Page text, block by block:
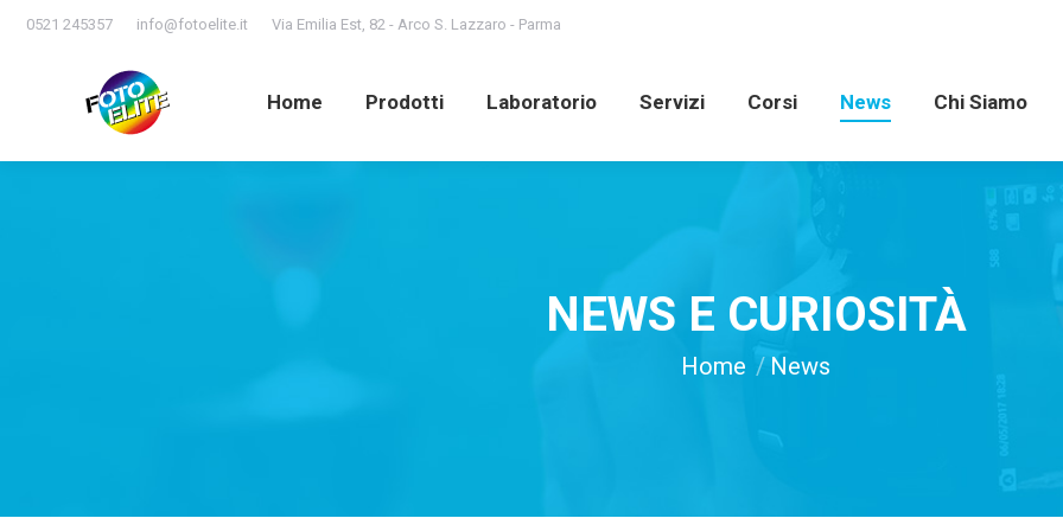
0521 245357 info@fotoelite.it Via Emilia Est, 82 - Arco S. Lazzaro - Parma
Home Prodotti Laboratorio Servizi Corsi News Chi Siamo
NEWS E CURIOSITÀ
You are here:
Home
News